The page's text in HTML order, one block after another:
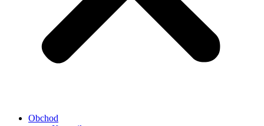
Obchod